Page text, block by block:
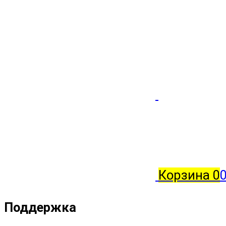
Корзина 0
Поддержка